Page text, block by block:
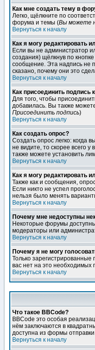
Как мне создать тему в
Легко, щёлкните по
форума и темы (Вы можете
Вернуться к началу
Как я могу редактировать
Если вы не администратор
создания) щёлкнув по кнопке
сообщение. Эта надпись не
сказано, почему они это
Вернуться к началу
Как присоединить
Для того, чтобы
добавилась. Вы также
Присоединить подпись)
Вернуться к началу
Как создать опрос?
Создать опрос легко: когда
не видите, то скорее всего
также можете установить
Вернуться к началу
Как я могу редактировать
Также как и сообщения,
Если никто не успел
нельзя было менять
Вернуться к началу
Почему мне недоступны
Некоторые форумы
модераторы или
Вернуться к началу
Почему я не могу
Только зарегистрированные
вас нет на это необходимых
Вернуться к началу
Что такое BBCode?
BBCode это особая
нём заключаются в
доступна из формы
Вернуться к началу